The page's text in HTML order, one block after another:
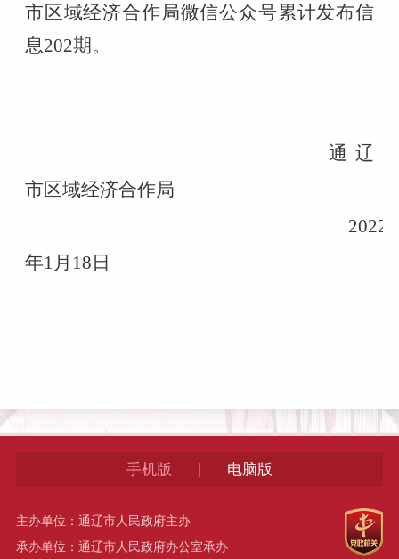
市区域经济合作局微信公众号累计发布信
息202期。
通辽
市区域经济合作局
2022
年1月18日
手机版 电脑版
主办单位：通辽市人民政府主办
承办单位：通辽市人民政府办公室承办